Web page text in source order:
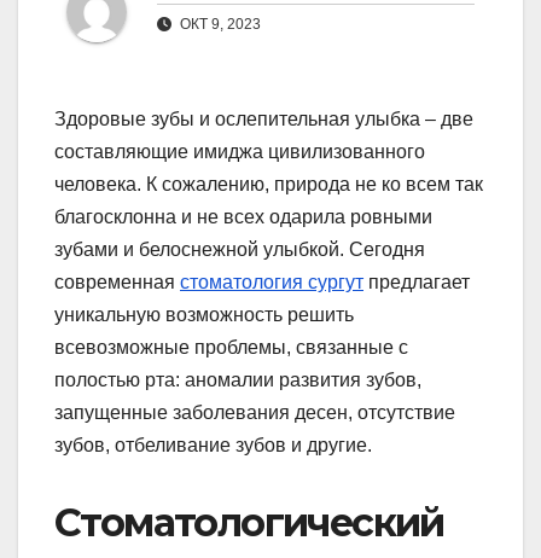
ОКТ 9, 2023
Здоровые зубы и ослепительная улыбка – две
составляющие имиджа цивилизованного
человека. К сожалению, природа не ко всем так
благосклонна и не всех одарила ровными
зубами и белоснежной улыбкой. Сегодня
современная стоматология сургут предлагает
уникальную возможность решить
всевозможные проблемы, связанные с
полостью рта: аномалии развития зубов,
запущенные заболевания десен, отсутствие
зубов, отбеливание зубов и другие.
Стоматологический